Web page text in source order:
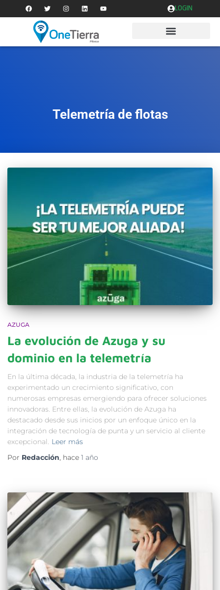
LOGIN
Telemetría de flotas
AZUGA
La evolución de Azuga y su
dominio en la telemetría
En la última década, la industria de la telemetría ha
experimentado un crecimiento significativo, con
numerosas empresas emergiendo para ofrecer soluciones
innovadoras. Entre ellas, la evolución de Azuga ha
destacado desde sus inicios por un enfoque único en la
integración de tecnología de punta y un servicio al cliente
excepcional. Leer más
Por Redacción, hace 1 año